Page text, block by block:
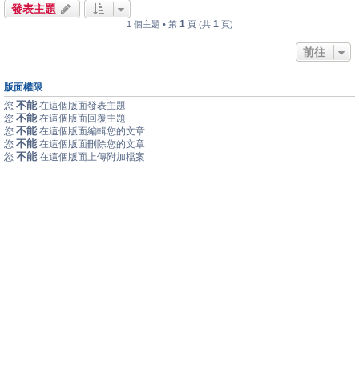
發表主題
1 個主題 • 第 1 頁 (共 1 頁)
前往
版面權限
您 不能 在這個版面發表主題
您 不能 在這個版面回覆主題
您 不能 在這個版面編輯您的文章
您 不能 在這個版面刪除您的文章
您 不能 在這個版面上傳附加檔案